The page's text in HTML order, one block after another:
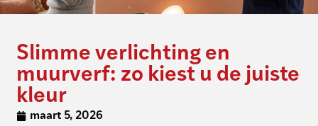
Slimme verlichting en
muurverf: zo kiest u de juiste
kleur
maart 5, 2026